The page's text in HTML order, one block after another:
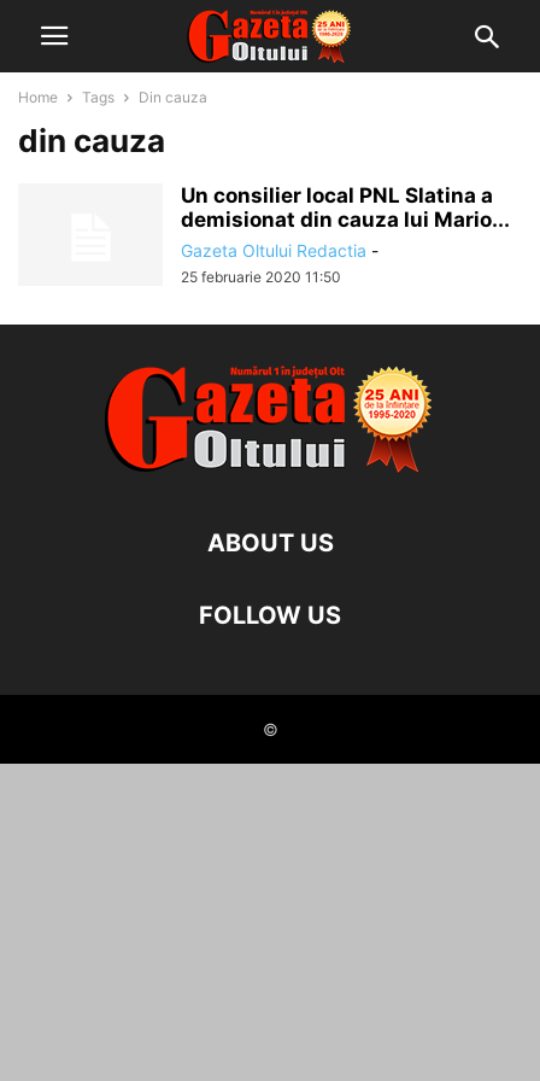
Home Tags Din cauza
din cauza
Un consilier local PNL Slatina a
demisionat din cauza lui Mario...
Gazeta Oltului Redactia -
25 februarie 2020 11:50
ABOUT US
FOLLOW US
©